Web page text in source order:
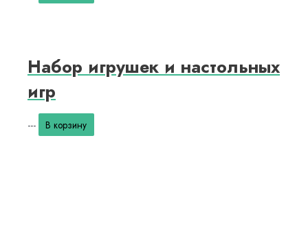
Набор игрушек и настольных
игр
--- В корзину